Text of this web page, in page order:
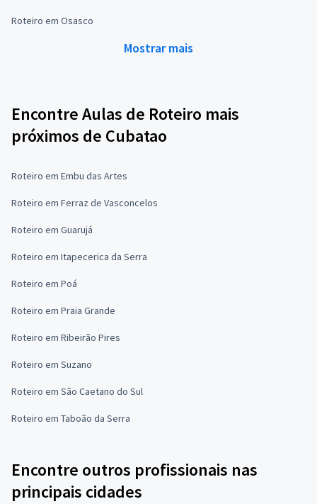
Roteiro em Osasco
Mostrar mais
Encontre Aulas de Roteiro mais
próximos de Cubatao
Roteiro em Embu das Artes
Roteiro em Ferraz de Vasconcelos
Roteiro em Guarujá
Roteiro em Itapecerica da Serra
Roteiro em Poá
Roteiro em Praia Grande
Roteiro em Ribeirão Pires
Roteiro em Suzano
Roteiro em São Caetano do Sul
Roteiro em Taboão da Serra
Encontre outros profissionais nas
principais cidades